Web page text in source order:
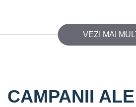
VEZI MAI
CAMPANII ALE